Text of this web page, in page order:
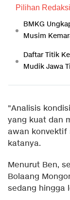
Pilihan Redaksi
BMKG
Musim
Daftar Titik
Mudik Jawa
"Analisis
yang kuat dan
awan konvektif
katanya.
Menurut Ben,
Bolaang
sedang hingga